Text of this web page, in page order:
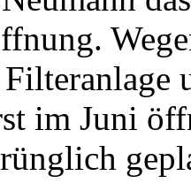
im Juni